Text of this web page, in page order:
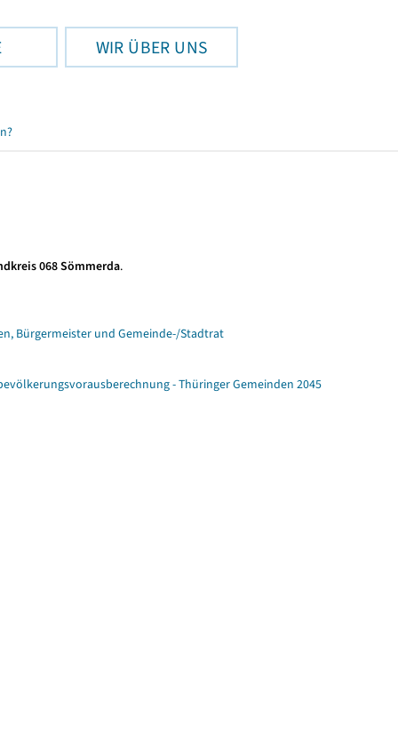
WIR ÜBER UNS
068 Sömmerda.
Bürgermeister und Gemeinde-/Stadtrat
- Thüringer Gemeinden 2045